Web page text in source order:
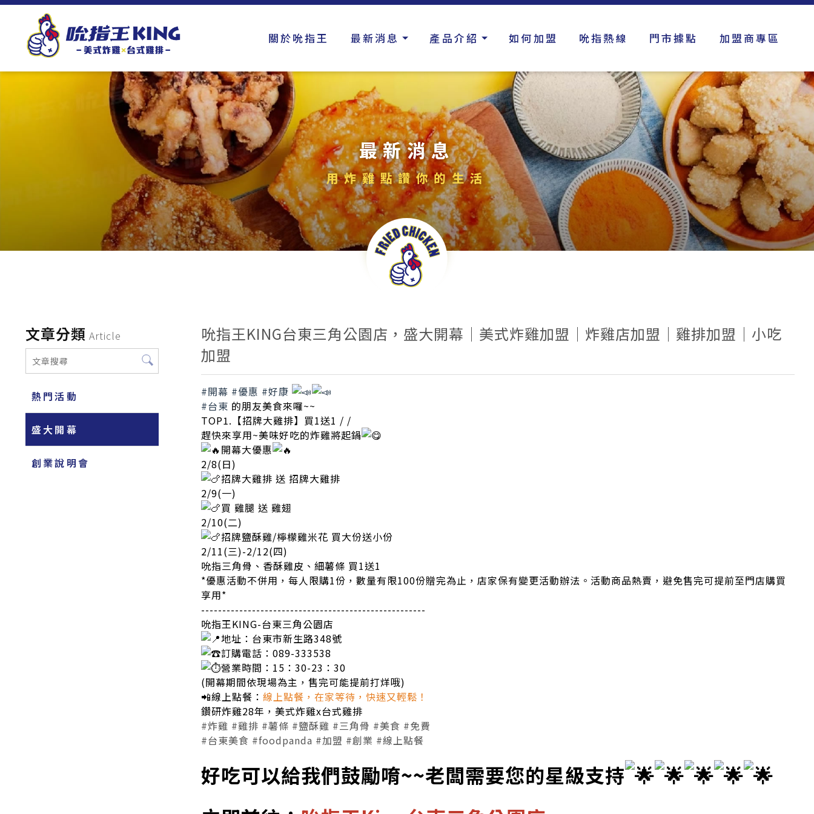
關於吮指王 最新消息 產品介紹 如何加盟 吮指熱線 門市據點 加盟商專區
最新消息
文章分類 Article
熱門活動
盛大開幕
創業說明會
吮指王KING台東三角公園店，盛大開幕｜美式炸雞加盟｜炸雞店加盟｜雞排加盟｜小吃
加盟
#開幕 #優惠 #好康
#台東 的朋友美食來囉~~
TOP1.【招牌大雞排】買1送1 / /
趕快來享用~美味好吃的炸雞將起鍋
開幕大優惠
2/8(日)
招牌大雞排 送 招牌大雞排
2/9(一)
買 雞腿 送 雞翅
2/10(二)
招牌鹽酥雞/檸檬雞米花 買大份送小份
2/11(三)-2/12(四)
吮指三角骨、香酥雞皮、細薯條 買1送1
*優惠活動不併用，每人限購1份，數量有限100份贈完為止，店家保有變更活動辦法。活動商品熱賣，避免售完可提前至門店購買
享用*
-----------------------------------------------------
吮指王KING-台東三角公園店
地址：台東市新生路348號
訂購電話：089-333538
營業時間：15：30-23：30
(開幕期間依現場為主，售完可能提前打烊哦)
📲線上點餐： 線上點餐，在家等待，快速又輕鬆！
鑽研炸雞28年，美式炸雞x台式雞排
#炸雞 #雞排 #薯條 #鹽酥雞 #三角骨 #美食 #免費
#台東美食 #foodpanda #加盟 #創業 #線上點餐
好吃可以給我們鼓勵唷~~老闆需要您的星級支持